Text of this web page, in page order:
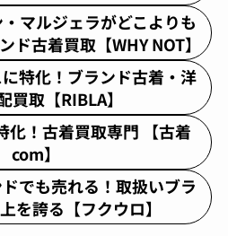
マルジェラがどこよりも
ド古着買取【WHY NOT】
特化！ブランド古着・洋
買取【RIBLA】
化！古着買取専門 【古着
com】
でも売れる！取扱いブラ
を誇る【フクウロ】